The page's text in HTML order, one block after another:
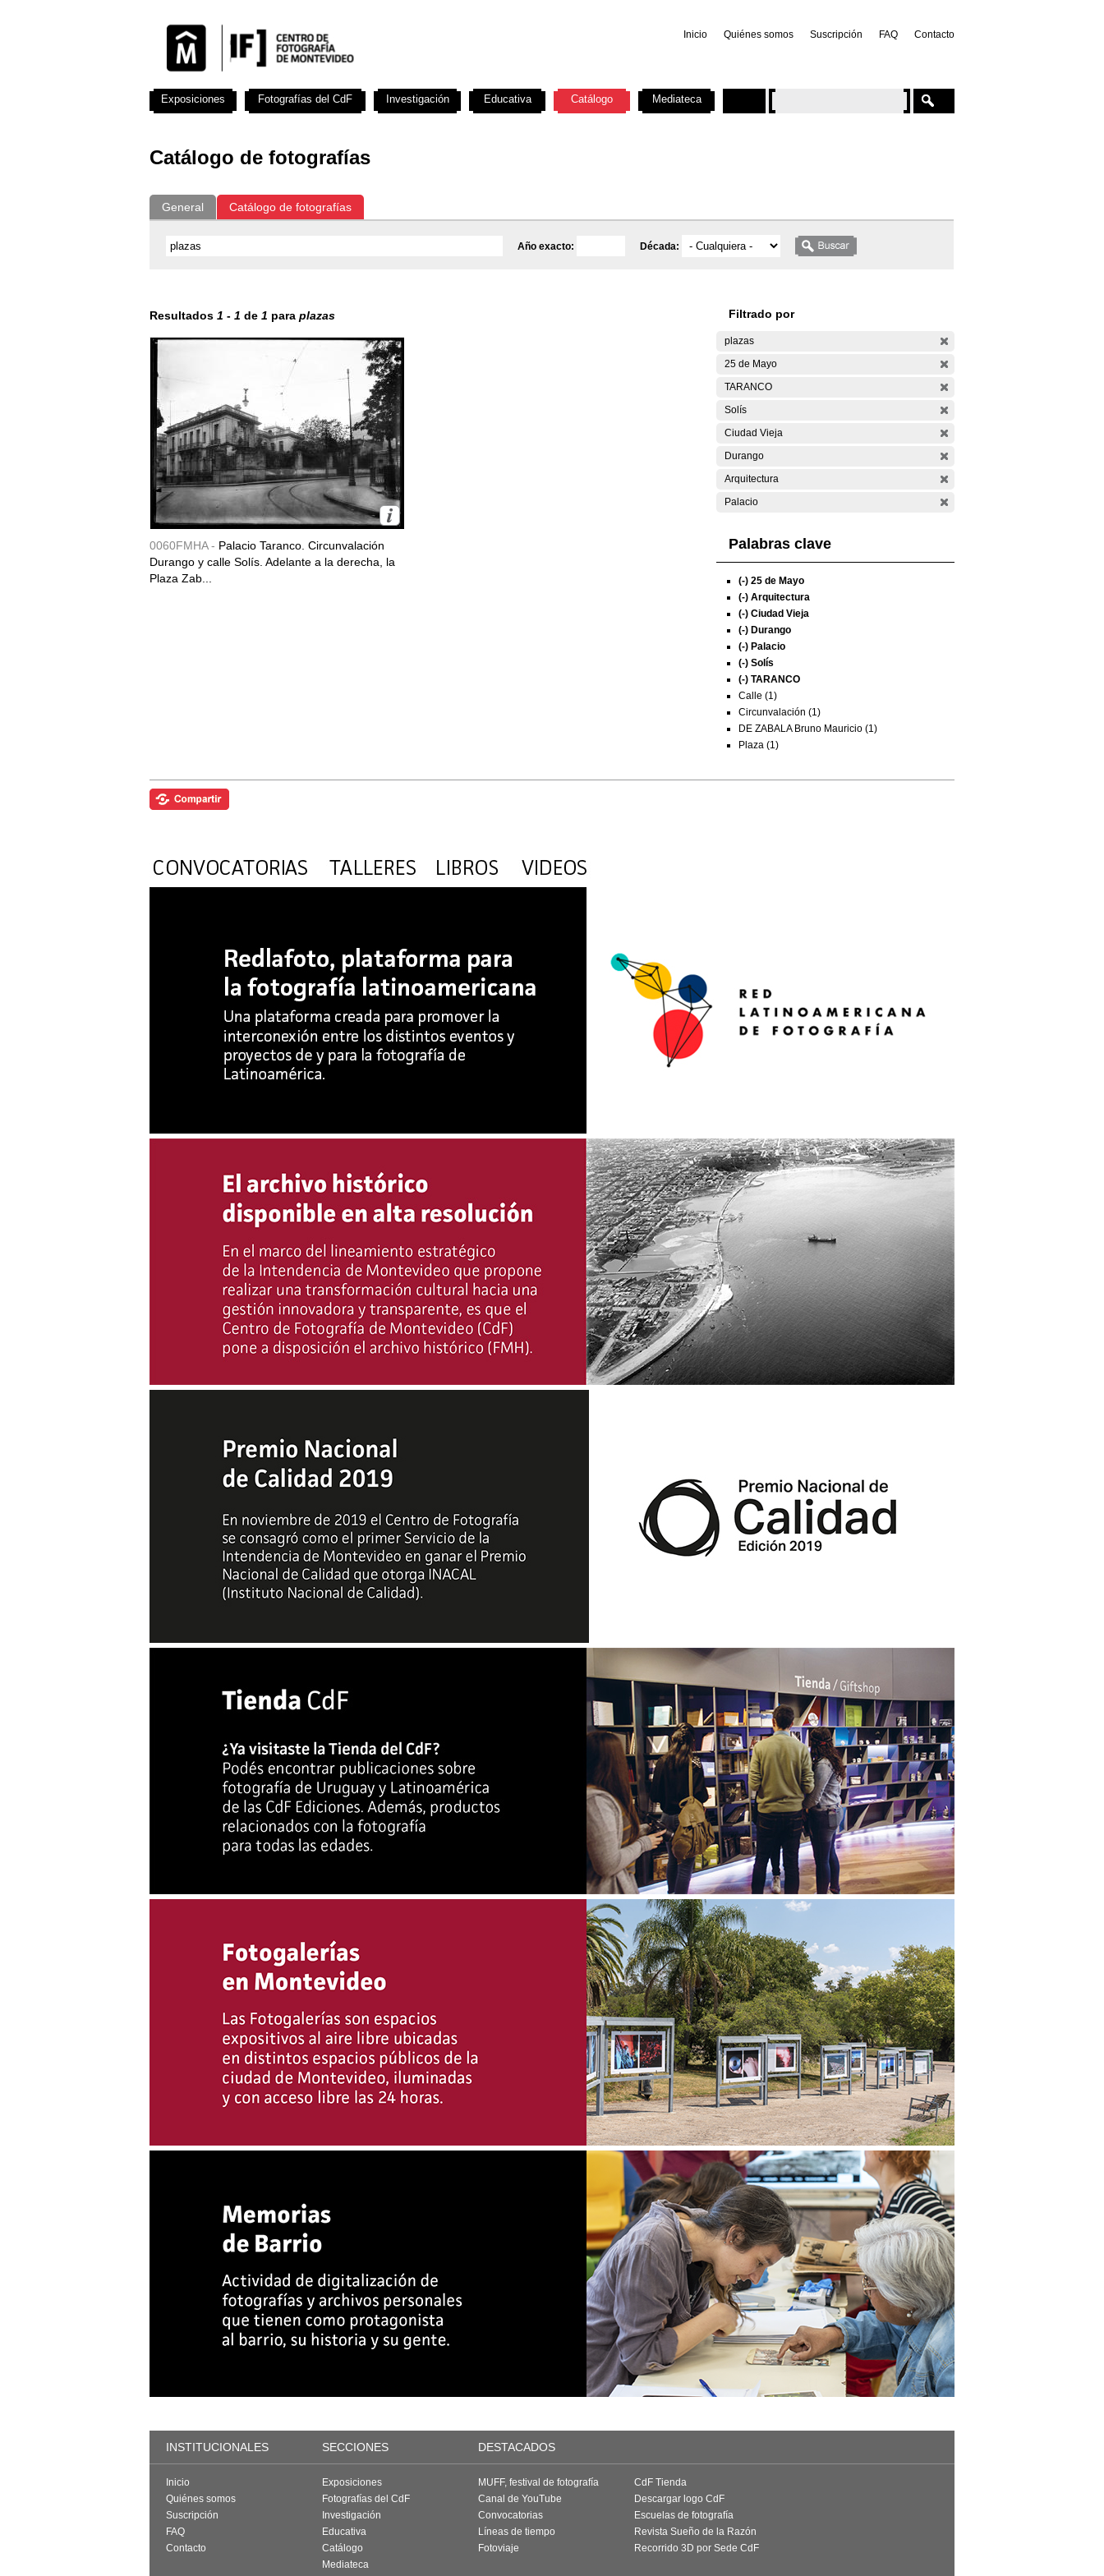
Inicio Quiénes somos Suscripción FAQ Contacto
Catálogo de fotografías
General Catálogo de fotografías
Año exacto: Década:
Resultados 1 - 1 de 1 para plazas
0060FMHA - Palacio Taranco. Circunvalación
Durango y calle Solís. Adelante a la derecha, la
Plaza Zab...
Filtrado por
plazas
25 de Mayo
TARANCO
Solís
Ciudad Vieja
Durango
Arquitectura
Palacio
Palabras clave
(-) 25 de Mayo
(-) Arquitectura
(-) Ciudad Vieja
(-) Durango
(-) Palacio
(-) Solís
(-) TARANCO
Calle (1)
Circunvalación (1)
DE ZABALA Bruno Mauricio (1)
Plaza (1)
Exposiciones Fotografías del CdF Investigación Educativa Catálogo Mediateca
INSTITUCIONALES SECCIONES DESTACADOS
Inicio
Quiénes somos
Suscripción
FAQ
Contacto
Exposiciones
Fotografías del CdF
Investigación
Educativa
Catálogo
Mediateca
MUFF, festival de fotografía
Canal de YouTube
Convocatorias
Líneas de tiempo
Fotoviaje
CdF Tienda
Descargar logo CdF
Escuelas de fotografía
Revista Sueño de la Razón
Recorrido 3D por Sede CdF